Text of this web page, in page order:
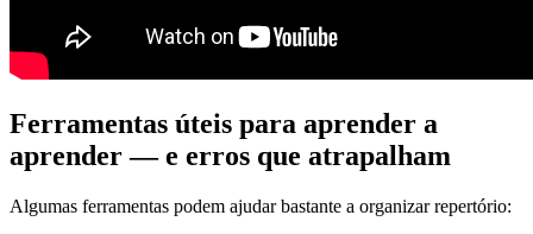
Ferramentas úteis para aprender a
aprender — e erros que atrapalham
Algumas ferramentas podem ajudar bastante a organizar repertório: